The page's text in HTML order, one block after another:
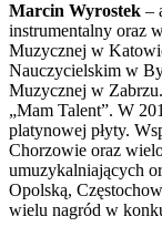
Marcin Wyrostek –
instrumentalny oraz
Muzycznej w
Nauczycielskim w
Muzycznej w
„Mam Talent”. W
platynowej płyty.
Chorzowie oraz
umuzykalniających
Opolską,
wielu nagród w